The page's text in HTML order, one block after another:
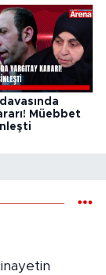
Müebbet